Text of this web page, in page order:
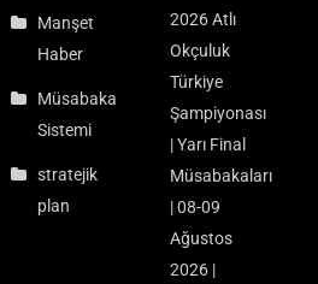
Manşet
Haber
Müsabaka
Sistemi
stratejik
plan
2026 Atlı
Okçuluk
Türkiye
Şampiyonası
| Yarı Final
Müsabakaları
| 08-09
Ağustos
2026 |